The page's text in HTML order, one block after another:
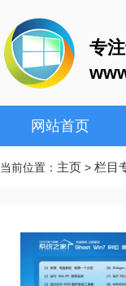
专
网站首页
当前位置： 主页 > 栏目